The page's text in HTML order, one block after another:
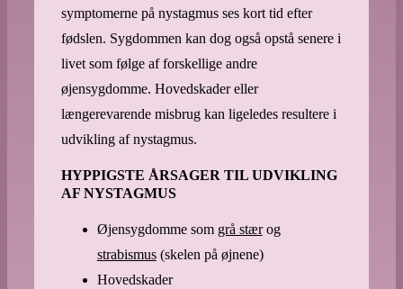
symptomerne på nystagmus ses kort tid efter
fødslen. Sygdommen kan dog også opstå senere i
livet som følge af forskellige andre
øjensygdomme. Hovedskader eller
længerevarende misbrug kan ligeledes resultere i
udvikling af nystagmus.
HYPPIGSTE ÅRSAGER TIL UDVIKLING
AF NYSTAGMUS
Øjensygdomme som grå stærog
strabismus(skelen på øjnene)
Hovedskader